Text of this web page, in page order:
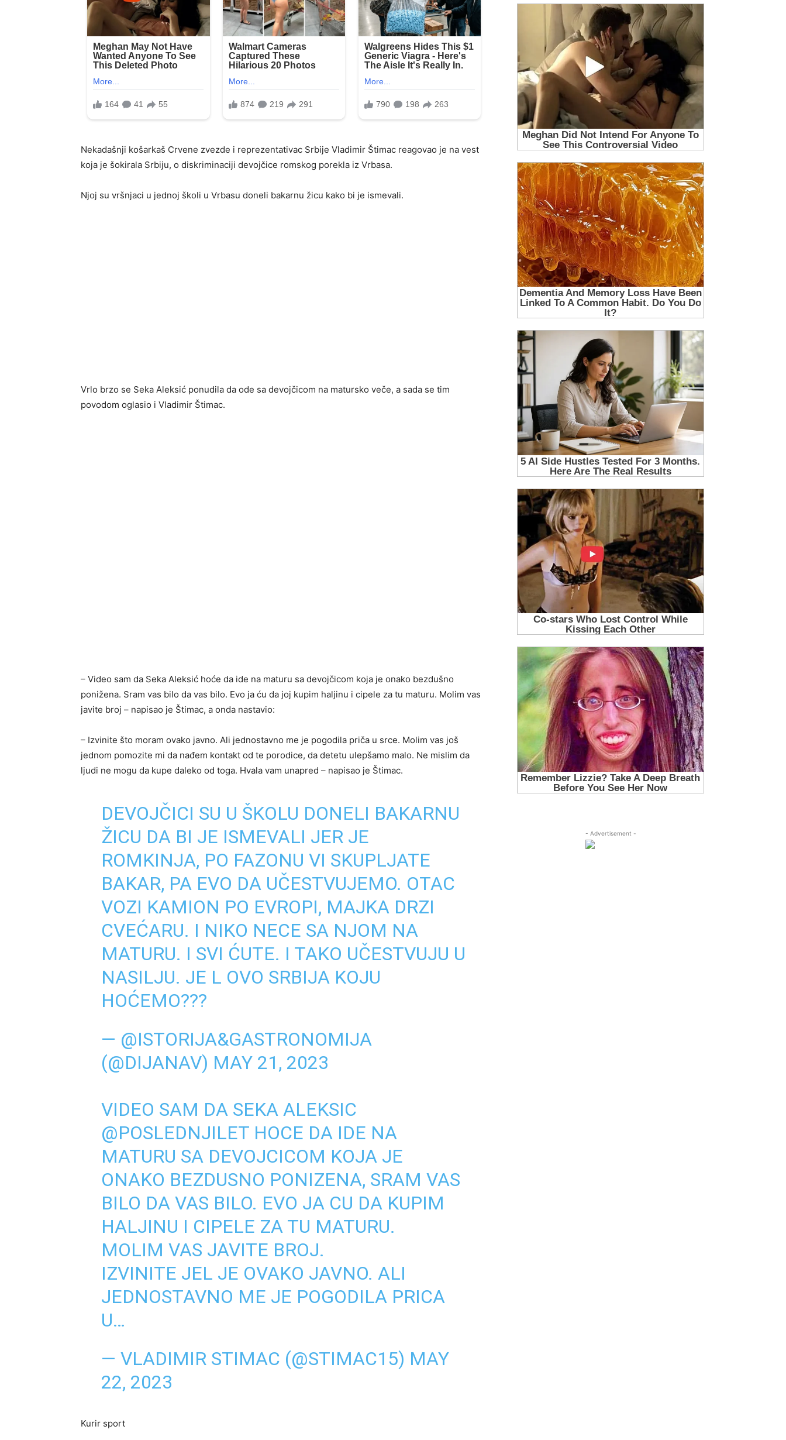
Nekadašnji košarkaš Crvene zvezde i reprezentativac Srbije Vladimir Štimac reagovao je na vest
koja je šokirala Srbiju, o diskriminaciji devojčice romskog porekla iz Vrbasa.
Njoj su vršnjaci u jednoj školi u Vrbasu doneli bakarnu žicu kako bi je ismevali.
Vrlo brzo se Seka Aleksić ponudila da ode sa devojčicom na matursko veče, a sada se tim
povodom oglasio i Vladimir Štimac.
– Video sam da Seka Aleksić hoće da ide na maturu sa devojčicom koja je onako bezdušno
ponižena. Sram vas bilo da vas bilo. Evo ja ću da joj kupim haljinu i cipele za tu maturu. Molim vas
javite broj – napisao je Štimac, a onda nastavio:
– Izvinite što moram ovako javno. Ali jednostavno me je pogodila priča u srce. Molim vas još
jednom pomozite mi da nađem kontakt od te porodice, da detetu ulepšamo malo. Ne mislim da
ljudi ne mogu da kupe daleko od toga. Hvala vam unapred – napisao je Štimac.
DEVOJČICI SU U ŠKOLU DONELI BAKARNU
ŽICU DA BI JE ISMEVALI JER JE
ROMKINJA, PO FAZONU VI SKUPLJATE
BAKAR, PA EVO DA UČESTVUJEMO. OTAC
VOZI KAMION PO EVROPI, MAJKA DRZI
CVEĆARU. I NIKO NECE SA NJOM NA
MATURU. I SVI ĆUTE. I TAKO UČESTVUJU U
NASILJU. JE L OVO SRBIJA KOJU
HOĆEMO???
— @ISTORIJA&GASTRONOMIJA
(@DIJANAV) MAY 21, 2023
VIDEO SAM DA SEKA ALEKSIC
@POSLEDNJILETHOCE DA IDE NA
MATURU SA DEVOJCICOM KOJA JE
ONAKO BEZDUSNO PONIZENA, SRAM VAS
BILO DA VAS BILO. EVO JA CU DA KUPIM
HALJINU I CIPELE ZA TU MATURU.
MOLIM VAS JAVITE BROJ.
IZVINITE JEL JE OVAKO JAVNO. ALI
JEDNOSTAVNO ME JE POGODILA PRICA
U…
— VLADIMIR STIMAC (@STIMAC15) MAY
22, 2023
Kurir sport
- Advertisement -